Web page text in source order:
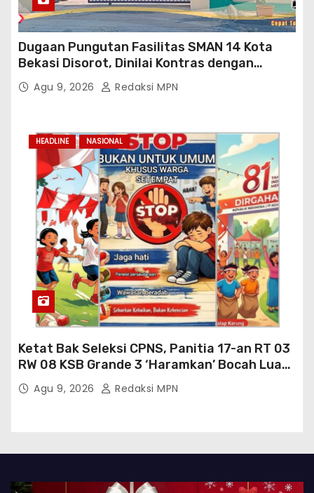
Dugaan Pungutan Fasilitas SMAN 14 Kota
Bekasi Disorot, Dinilai Kontras dengan
Prioritas Pendidikan Jabar
Agu 9, 2026 Redaksi MPN
HEADLINE NASIONAL
Ketat Bak Seleksi CPNS, Panitia 17-an RT 03
RW 08 KSB Grande 3 ‘Haramkan’ Bocah Luar
RT Ikut Lomba
Agu 9, 2026 Redaksi MPN